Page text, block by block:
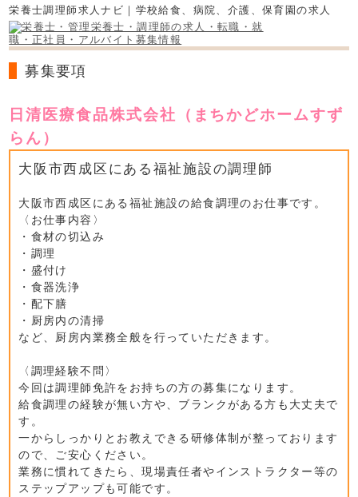
栄養士調理師求人ナビ｜学校給食、病院、介護、保育園の求人
募集要項
日清医療食品株式会社（まちかどホームすず
らん）
大阪市西成区にある福祉施設の調理師
大阪市西成区にある福祉施設の給食調理のお仕事です。
〈お仕事内容〉
・食材の切込み
・調理
・盛付け
・食器洗浄
・配下膳
・厨房内の清掃
など、厨房内業務全般を行っていただきます。
〈調理経験不問〉
今回は調理師免許をお持ちの方の募集になります。
給食調理の経験が無い方や、ブランクがある方も大丈夫で
す。
一からしっかりとお教えできる研修体制が整っております
ので、ご安心ください。
業務に慣れてきたら、現場責任者やインストラクター等の
ステップアップも可能です。